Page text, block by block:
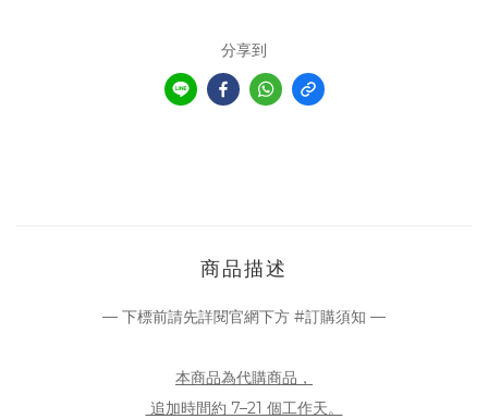
分享到
商品描述
— 下標前請先詳閱官網下方 #訂購須知 —
本商品為代購商品，
追加時間約 7–21 個工作天。